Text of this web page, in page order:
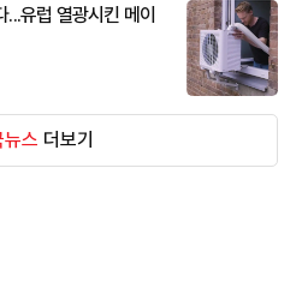
유럽 열광시킨 메이
뉴스 더보기